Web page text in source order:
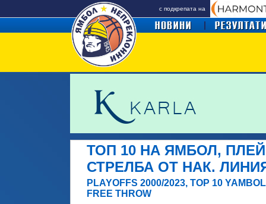
с подкрепата на
ТОП 10 НА ЯМБОЛ,
СТРЕЛБА ОТ НАК.
PLAYOFFS 2000/2023, TOP 10
FREE THROW